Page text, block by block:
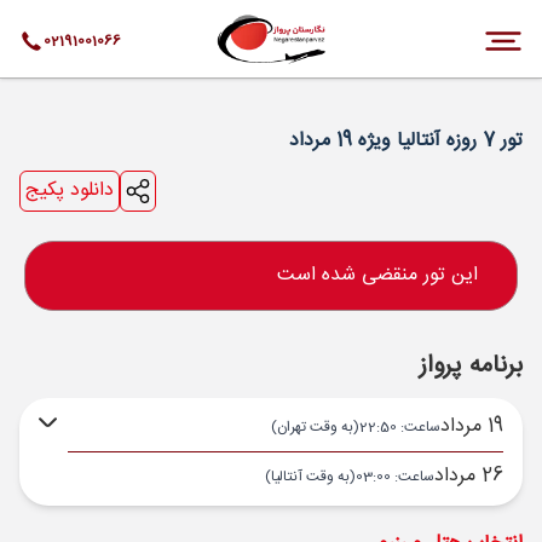
02191001066
تور 7 روزه آنتالیا ویژه 19 مرداد
دانلود پکیج
این تور منقضی شده است
برنامه پرواز
19 مرداد ساعت: 22:50 (به وقت تهران)
26 مرداد ساعت: 03:00 (به وقت آنتالیا)